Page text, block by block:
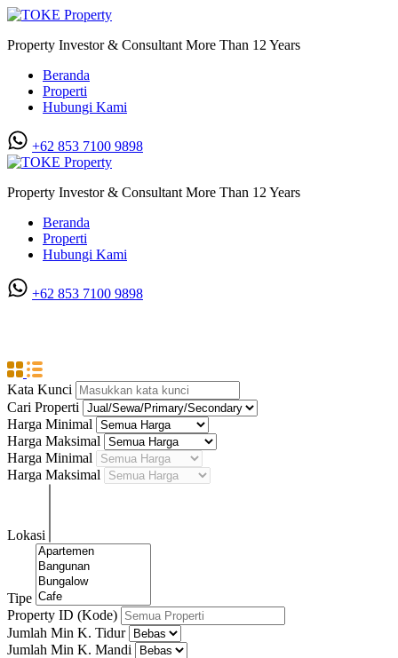
Property Investor & Consultant More Than 12 Years
Beranda
Properti
Hubungi Kami
+62 853 7100 9898‬
Property Investor & Consultant More Than 12 Years
Beranda
Properti
Hubungi Kami
+62 853 7100 9898‬
Kata Kunci
Cari Properti
Harga Minimal
Harga Maksimal
Harga Minimal
Harga Maksimal
Lokasi
Tipe
Property ID (Kode)
Jumlah Min K. Tidur
Jumlah Min K. Mandi